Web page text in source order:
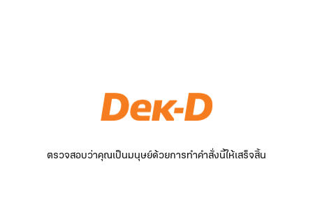
ตรวจสอบว่าคุณเป็นมนุษย์ด้วยการทำคำสั่งนี้ให้เสร็จสิ้น